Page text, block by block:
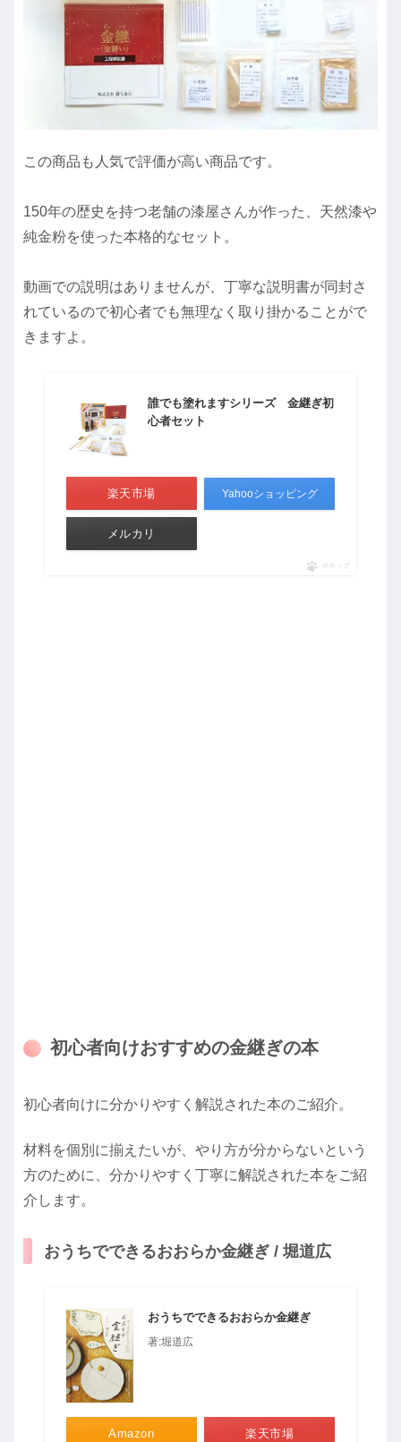
この商品も人気で評価が高い商品です。
150年の歴史を持つ老舗の漆屋さんが作った、天然漆や
純金粉を使った本格的なセット。
動画での説明はありませんが、丁寧な説明書が同封さ
れているので初心者でも無理なく取り掛かることがで
きますよ。
誰でも塗れますシリーズ 金継ぎ初
心者セット
楽天市場 Yahooショッピング
メルカリ
ポチップ
初心者向けおすすめの金継ぎの本
初心者向けに分かりやすく解説された本のご紹介。
材料を個別に揃えたいが、やり方が分からないという
方のために、分かりやすく丁寧に解説された本をご紹
介します。
おうちでできるおおらか金継ぎ / 堀道広
おうちでできるおおらか金継ぎ
著:堀道広
Amazon 楽天市場